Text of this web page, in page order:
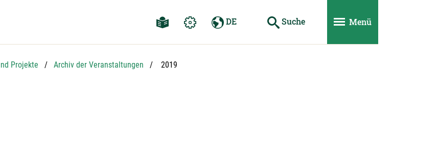
DE Suche Menü
Projekte Archiv der Veranstaltungen Aktuelle Seite:
2019